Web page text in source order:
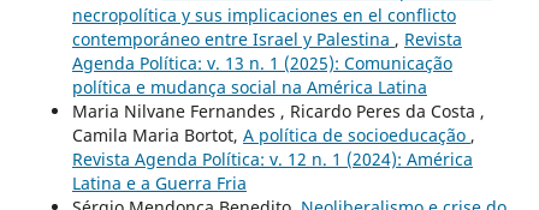
necropolítica y sus implicaciones en el conflicto
contemporáneo entre Israel y Palestina , Revista
Agenda Política: v. 13 n. 1 (2025): Comunicação
política e mudança social na América Latina
Maria Nilvane Fernandes , Ricardo Peres da Costa ,
Camila Maria Bortot, A política de socioeducação ,
Revista Agenda Política: v. 12 n. 1 (2024): América
Latina e a Guerra Fria